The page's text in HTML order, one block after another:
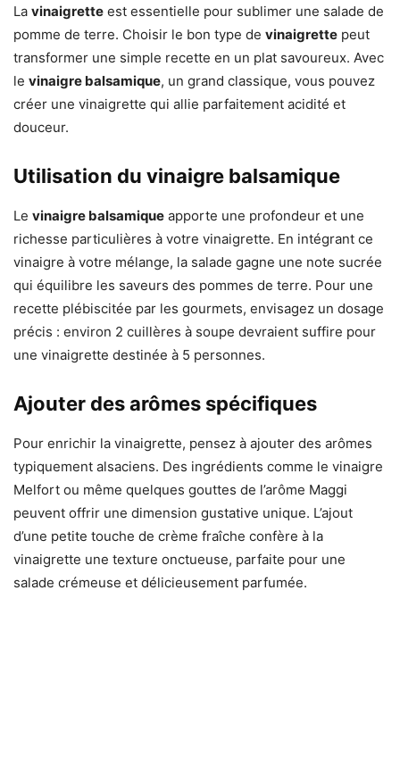
La vinaigrette est essentielle pour sublimer une salade de
pomme de terre. Choisir le bon type de vinaigrette peut
transformer une simple recette en un plat savoureux. Avec
le vinaigre balsamique, un grand classique, vous pouvez
créer une vinaigrette qui allie parfaitement acidité et
douceur.
Utilisation du vinaigre balsamique
Le vinaigre balsamique apporte une profondeur et une
richesse particulières à votre vinaigrette. En intégrant ce
vinaigre à votre mélange, la salade gagne une note sucrée
qui équilibre les saveurs des pommes de terre. Pour une
recette plébiscitée par les gourmets, envisagez un dosage
précis : environ 2 cuillères à soupe devraient suffire pour
une vinaigrette destinée à 5 personnes.
Ajouter des arômes spécifiques
Pour enrichir la vinaigrette, pensez à ajouter des arômes
typiquement alsaciens. Des ingrédients comme le vinaigre
Melfort ou même quelques gouttes de l’arôme Maggi
peuvent offrir une dimension gustative unique. L’ajout
d’une petite touche de crème fraîche confère à la
vinaigrette une texture onctueuse, parfaite pour une
salade crémeuse et délicieusement parfumée.